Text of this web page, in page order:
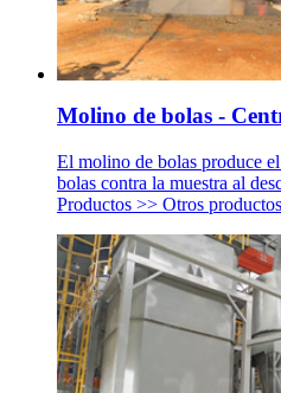
Molino de bolas -
El molino de bolas produce
bolas contra la muestra al
Productos >> Otros